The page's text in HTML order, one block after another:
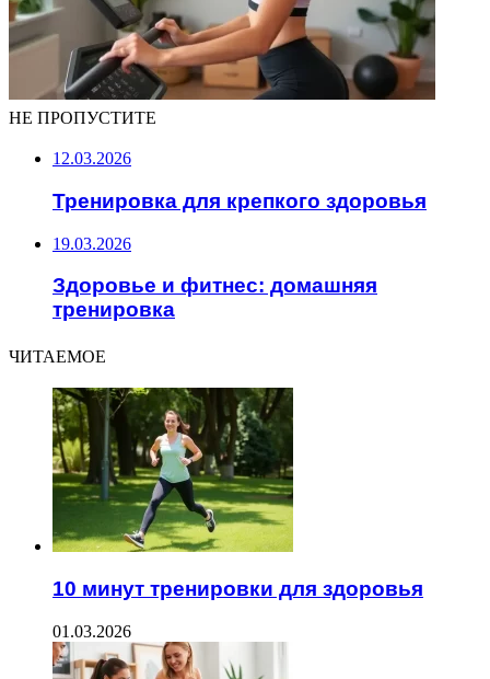
НЕ ПРОПУСТИТЕ
12.03.2026
Тренировка для крепкого здоровья
19.03.2026
Здоровье и фитнес: домашняя
тренировка
ЧИТАЕМОЕ
10 минут тренировки для здоровья
01.03.2026